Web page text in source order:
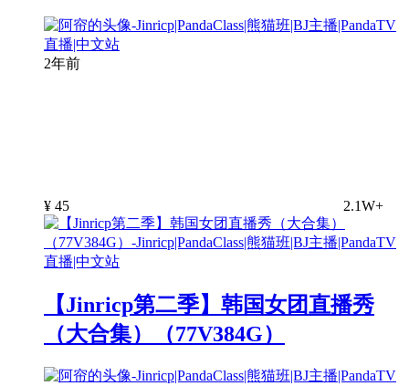
2年前
¥ 45 2.1W+
【Jinricp第二季】韩国女团直播秀
（大合集）（77V384G）